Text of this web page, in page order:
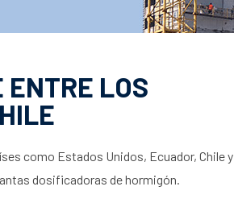
ENTRE LOS
como Estados Unidos, Ecuador, Chile y
dosificadoras de hormigón.